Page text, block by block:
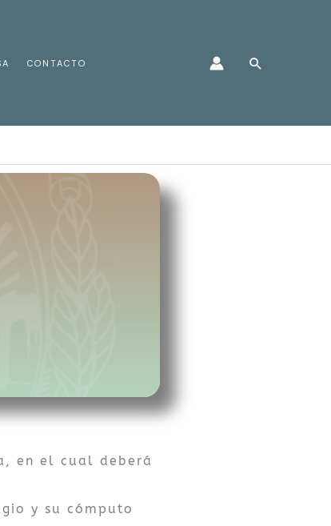
CONTACTO Buscar
en el cual deberá
y su cómputo